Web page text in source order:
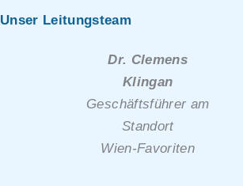
Unser Leitungsteam
Dr. Clemens
Klingan
Geschäftsführer am
Standort
Wien-Favoriten